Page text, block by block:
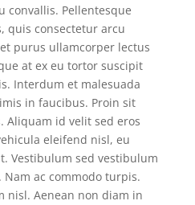
convallis. Pellentesque
quis consectetur arcu
purus ullamcorper lectus
at ex eu tortor suscipit
Interdum et malesuada
in faucibus. Proin sit
Aliquam id velit sed eros
eleifend nisl, eu
Vestibulum sed vestibulum
ac commodo turpis.
nisl. Aenean non diam in